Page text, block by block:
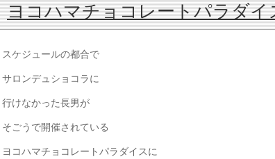
ヨコハマチョコレートパラダイ
スケジュールの都合で
サロンデュショコラに
行けなかった長男が
そごうで開催されている
ヨコハマチョコレートパラダイスに